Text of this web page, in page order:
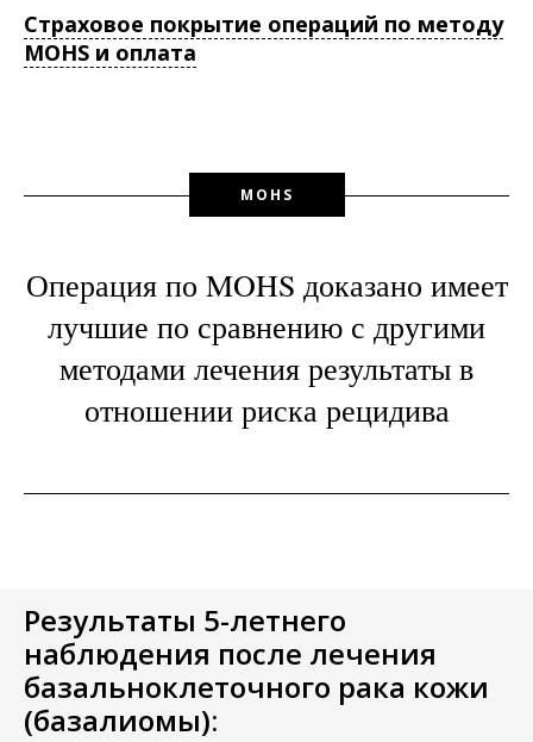
Страховое покрытие операций по методу
MOHS и оплата
MOHS
Операция по MOHS доказано имеет
лучшие по сравнению с другими
методами лечения результаты в
отношении риска рецидива
Результаты 5-летнего
наблюдения после лечения
базальноклеточного рака кожи
(базалиомы):